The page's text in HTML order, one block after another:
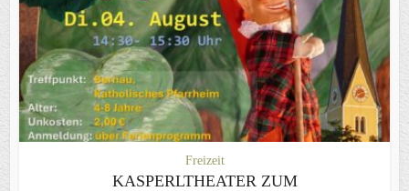
Freizeit
KASPERLTHEATER ZUM